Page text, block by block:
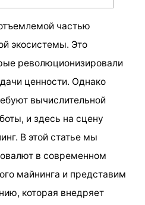
частью
экосистемы. Это
революционизировали
ценности. Однако
вычислительной
и здесь на сцену
В этой статье мы
в современном
майнинга и представим
которая внедряет